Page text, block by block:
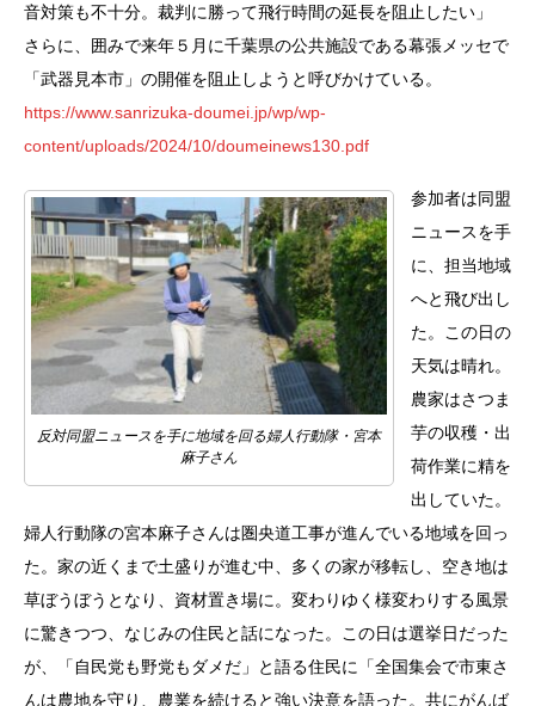
音対策も不十分。裁判に勝って飛行時間の延長を阻止したい」
さらに、囲みで来年５月に千葉県の公共施設である幕張メッセで
「武器見本市」の開催を阻止しようと呼びかけている。
https://www.sanrizuka-doumei.jp/wp/wp-
content/uploads/2024/10/doumeinews130.pdf
反対同盟ニュースを手に地域を回る婦人行動隊・宮本
麻子さん
参加者は同盟
ニュースを手
に、担当地域
へと飛び出し
た。この日の
天気は晴れ。
農家はさつま
芋の収穫・出
荷作業に精を
出していた。
婦人行動隊の宮本麻子さんは圏央道工事が進んでいる地域を回っ
た。家の近くまで土盛りが進む中、多くの家が移転し、空き地は
草ぼうぼうとなり、資材置き場に。変わりゆく様変わりする風景
に驚きつつ、なじみの住民と話になった。この日は選挙日だった
が、「自民党も野党もダメだ」と語る住民に「全国集会で市東さ
んは農地を守り、農業を続けると強い決意を語った。共にがんば